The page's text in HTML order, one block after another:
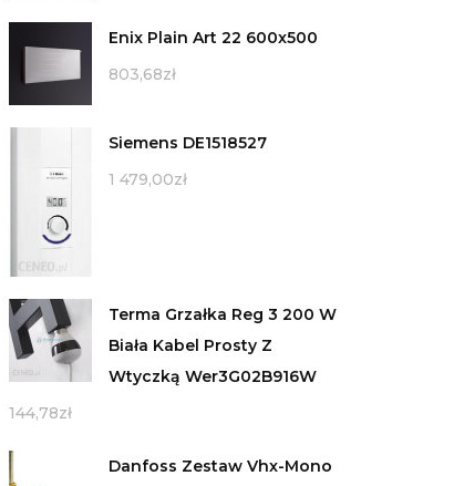
Enix Plain Art 22 600x500
803,68zł
Siemens DE1518527
1 479,00zł
Terma Grzałka Reg 3 200 W
Biała Kabel Prosty Z
Wtyczką Wer3G02B916W
144,78zł
Danfoss Zestaw Vhx-Mono